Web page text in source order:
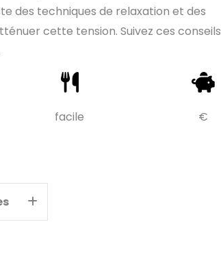
des techniques de relaxation et des
cette tension. Suivez ces conseils
facile €